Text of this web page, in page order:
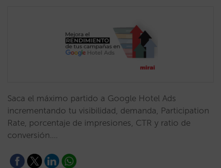
Saca el máximo partido a Google Hotel Ads
incrementando tu visibilidad, demanda, Participation
Rate, porcentaje de impresiones, CTR y ratio de
conversión.…